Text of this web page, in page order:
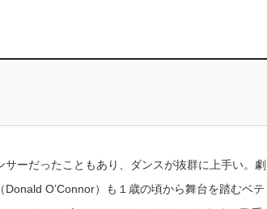
ーだったこともあり、ダンスが抜群に上手い。劇
O’Connor）も１歳の頃から舞台を踏むベテ